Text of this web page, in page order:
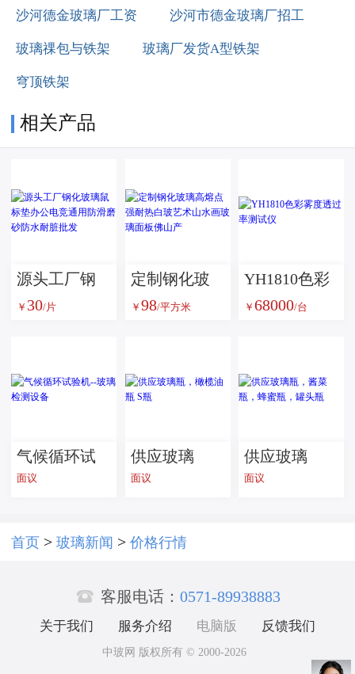
沙河德金玻璃厂工资 沙河市德金玻璃厂招工
玻璃祼包与铁架 玻璃厂发货A型铁架
穹顶铁架
相关产品
源头工厂钢
化玻璃鼠标
砂防水耐脏
￥ 30/片
定制钢化玻
璃高熔点强
璃面板佛山
￥ 98/平方米
YH1810色彩
雾度透过率
￥ 68000/台
气候循环试
验机--玻璃检
面议
供应玻璃
瓶，橄榄油
面议
供应玻璃
瓶，酱菜
面议
首页 > 玻璃新闻 > 价格行情
 客服电话： 0571-89938883
关于我们 服务介绍 电脑版 反馈我们
中玻网 版权所有 © 2000-2026